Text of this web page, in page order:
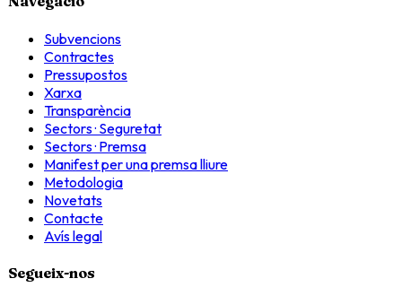
Subvencions
Contractes
Pressupostos
Xarxa
Transparència
Sectors · Seguretat
Sectors · Premsa
Manifest per una premsa lliure
Metodologia
Novetats
Contacte
Avís legal
Segueix-nos